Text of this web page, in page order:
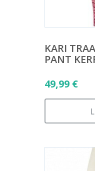
KARI
PANT
49,99 €